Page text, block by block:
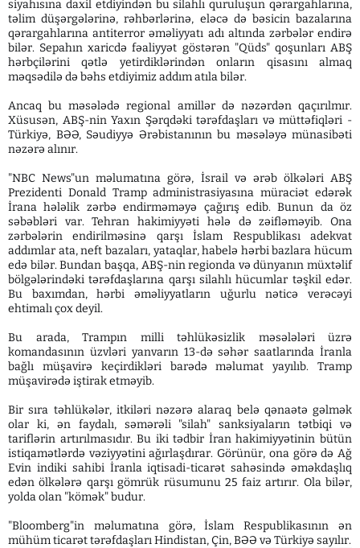
siyahısına daxil etdiyindən bu silahlı quruluşun qərargahlarına,
təlim düşərgələrinə, rəhbərlərinə, eləcə də bəsicin bazalarına
qərargahlarına antiterror əməliyyatı adı altında zərbələr endirə
bilər. Sepahın xaricdə fəaliyyət göstərən "Qüds" qoşunları ABŞ
hərbçilərini qətlə yetirdiklərindən onların qisasını almaq
məqsədilə də bəhs etdiyimiz addım atıla bilər.
Ancaq bu məsələdə regional amillər də nəzərdən qaçırılmır.
Xüsusən, ABŞ-nin Yaxın Şərqdəki tərəfdaşları və müttəfiqləri -
Türkiyə, BƏƏ, Səudiyyə Ərəbistanının bu məsələyə münasibəti
nəzərə alınır.
"NBC News"un məlumatına görə, İsrail və ərəb ölkələri ABŞ
Prezidenti Donald Tramp administrasiyasına müraciət edərək
İrana hələlik zərbə endirməməyə çağırış edib. Bunun da öz
səbəbləri var. Tehran hakimiyyəti hələ də zəifləməyib. Ona
zərbələrin endirilməsinə qarşı İslam Respublikası adekvat
addımlar ata, neft bazaları, yataqlar, habelə hərbi bazlara hücum
edə bilər. Bundan başqa, ABŞ-nin regionda və dünyanın müxtəlif
bölgələrindəki tərəfdaşlarına qarşı silahlı hücumlar təşkil edər.
Bu baxımdan, hərbi əməliyyatların uğurlu nəticə verəcəyi
ehtimalı çox deyil.
Bu arada, Trampın milli təhlükəsizlik məsələləri üzrə
komandasının üzvləri yanvarın 13-də səhər saatlarında İranla
bağlı müşavirə keçirdikləri barədə məlumat yayılıb. Tramp
müşavirədə iştirak etməyib.
Bir sıra təhlükələr, itkiləri nəzərə alaraq belə qənaətə gəlmək
olar ki, ən faydalı, səmərəli "silah" sanksiyaların tətbiqi və
tariflərin artırılmasıdır. Bu iki tədbir İran hakimiyyətinin bütün
istiqamətlərdə vəziyyətini ağırlaşdırar. Görünür, ona görə də Ağ
Evin indiki sahibi İranla iqtisadi-ticarət sahəsində əməkdaşlıq
edən ölkələrə qarşı gömrük rüsumunu 25 faiz artırır. Ola bilər,
yolda olan "kömək" budur.
"Bloomberg"in məlumatına görə, İslam Respublikasının ən
mühüm ticarət tərəfdaşları Hindistan, Çin, BƏƏ və Türkiyə sayılır.